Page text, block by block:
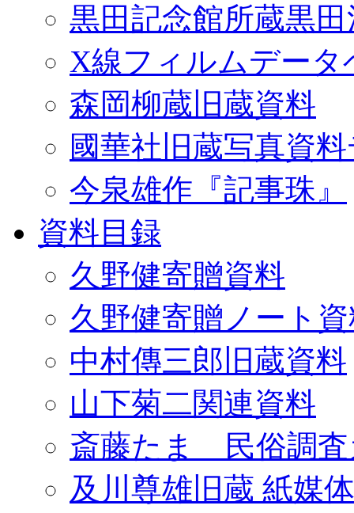
黒田記念館所蔵黒
X線フィルムデータ
森岡柳蔵旧蔵資料
國華社旧蔵写真資
今泉雄作『記事珠』
資料目録
久野健寄贈資料
久野健寄贈ノート
中村傳三郎旧蔵資料
山下菊二関連資料
斎藤たま 民俗調査
及川尊雄旧蔵 紙媒